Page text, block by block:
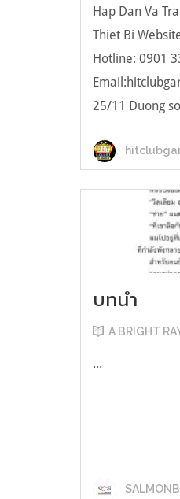
Hap Dan Va
Thiet Bi
Hotline: 0901
Email:
25/11 Duong
บทนำ
A BRIGHT RAY
...